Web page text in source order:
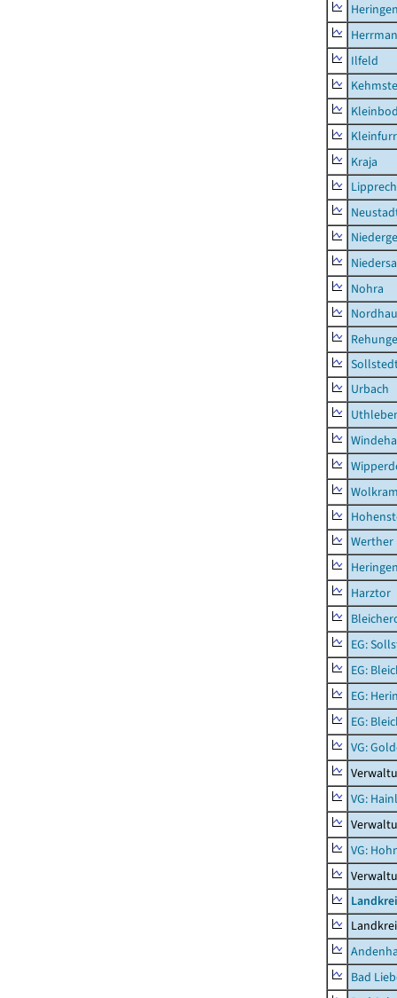
Ilfeld
Kraja
Nohra
Urbach
Werther
Harztor
EG:
EG:
EG:
EG:
VG:
VG:
VG:
Bad